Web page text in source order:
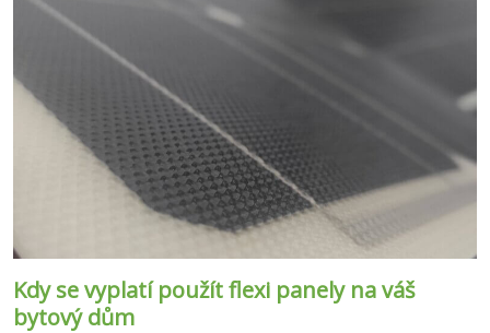
Kdy se vyplatí použít flexi panely na váš
bytový dům